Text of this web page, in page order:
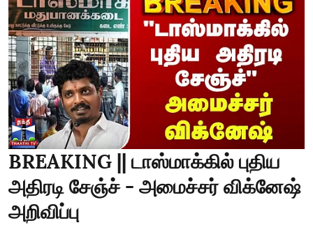
BREAKING || டாஸ்மாக்கில் புதிய
அதிரடி சேஞ்ச் - அமைச்சர் விக்னேஷ்
அறிவிப்பு